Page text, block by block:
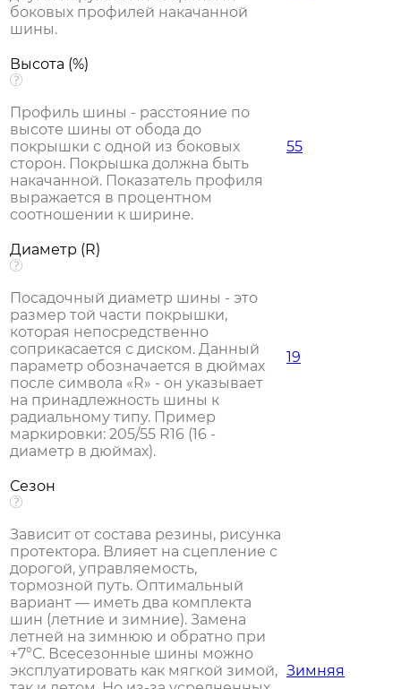
боковых профилей накачанной
шины.
Высота (%)
Профиль шины - расстояние по
высоте шины от обода до
покрышки с одной из боковых
сторон. Покрышка должна быть
накачанной. Показатель профиля
выражается в процентном
соотношении к ширине.
55
Диаметр (R)
Посадочный диаметр шины - это
размер той части покрышки,
которая непосредственно
соприкасается с диском. Данный
параметр обозначается в дюймах
после символа «R» - он указывает
на принадлежность шины к
радиальному типу. Пример
маркировки: 205/55 R16 (16 -
диаметр в дюймах).
19
Сезон
Зависит от состава резины, рисунка
протектора. Влияет на сцепление с
дорогой, управляемость,
тормозной путь. Оптимальный
вариант — иметь два комплекта
шин (летние и зимние). Замена
летней на зимнюю и обратно при
+7°С. Всесезонные шины можно
эксплуатировать как мягкой зимой, Зимняя